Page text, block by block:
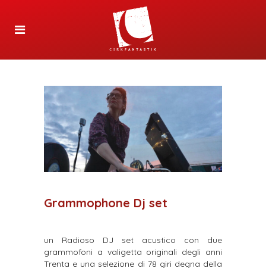
Grammophone Dj set
un Radioso DJ set acustico con due
grammofoni a valigetta originali degli anni
Trenta e una selezione di 78 giri degna della